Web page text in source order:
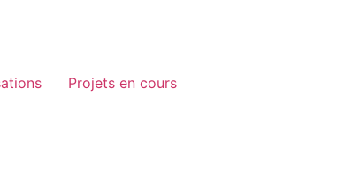
Projets en cours